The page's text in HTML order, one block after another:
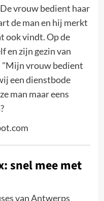
vrouw bedient haar
de man en hij merkt
ook vindt. Op de
en zijn gezin van
vrouw bedient
een dienstbode
man maar eens
snel mee met
van Antwerps